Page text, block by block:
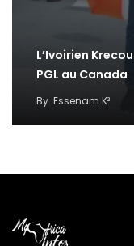
L’Ivoirien
PGL au Canada
By Essenam K²